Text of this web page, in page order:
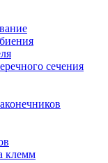
сечения
клемм